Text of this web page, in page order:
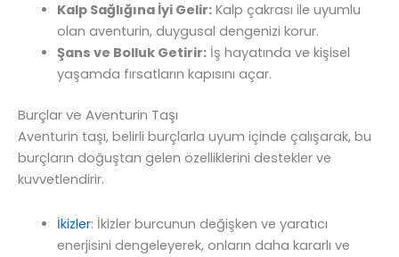
Kalp Sağlığına İyi Gelir:Kalp çakrası ile uyumlu
olan aventurin, duygusal dengenizi korur.
Şans ve Bolluk Getirir:İş hayatında ve kişisel
yaşamda fırsatların kapısını açar.
Burçlar ve Aventurin Taşı
Aventurin taşı, belirli burçlarla uyum içinde çalışarak, bu
burçların doğuştan gelen özelliklerini destekler ve
kuvvetlendirir.
İkizler: İkizler burcunun değişken ve yaratıcı
enerjisini dengeleyerek, onların daha kararlı ve